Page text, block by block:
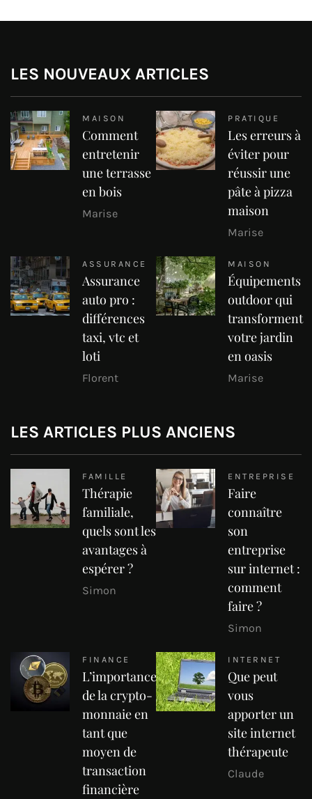
LES NOUVEAUX ARTICLES
MAISON
Comment
entretenir
une terrasse
en bois
Marise
PRATIQUE
Les erreurs à
éviter pour
réussir une
pâte à pizza
maison
Marise
ASSURANCE
Assurance
auto pro :
différences
taxi, vtc et
loti
Florent
MAISON
Équipements
outdoor qui
transforment
votre jardin
en oasis
Marise
LES ARTICLES PLUS ANCIENS
FAMILLE
Thérapie
familiale,
quels sont les
avantages à
espérer ?
Simon
ENTREPRISE
Faire
connaître
son
entreprise
sur internet :
comment
faire ?
Simon
FINANCE
L’importance
de la crypto-
monnaie en
tant que
moyen de
transaction
financière
INTERNET
Que peut
vous
apporter un
site internet
thérapeute
Claude